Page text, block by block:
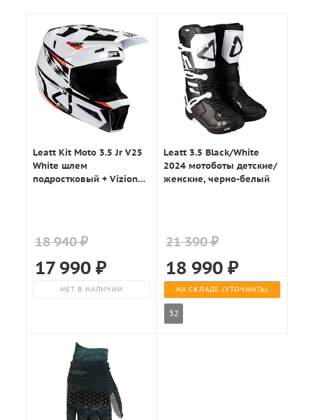
Leatt Kit Moto 3.5 Jr V25
White шлем
подростковый + Vizion
18 940 ₽
17 990₽
НЕТ В НАЛИЧИИ
Leatt 3.5 Black/White
2024 мотоботы детские/
женские, черно-белый
21 390 ₽
18 990 ₽
НА СКЛАДЕ (УТОЧНИТЬ)
32